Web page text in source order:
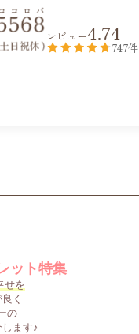
レビュー4.74
747件
ット特集
せを
く
の
ます♪